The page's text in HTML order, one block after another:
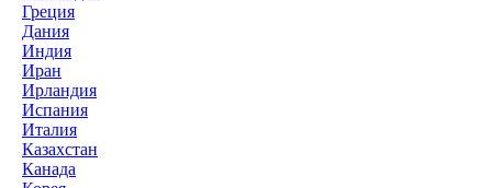
Греция
Дания
Индия
Иран
Ирландия
Испания
Италия
Казахстан
Канада